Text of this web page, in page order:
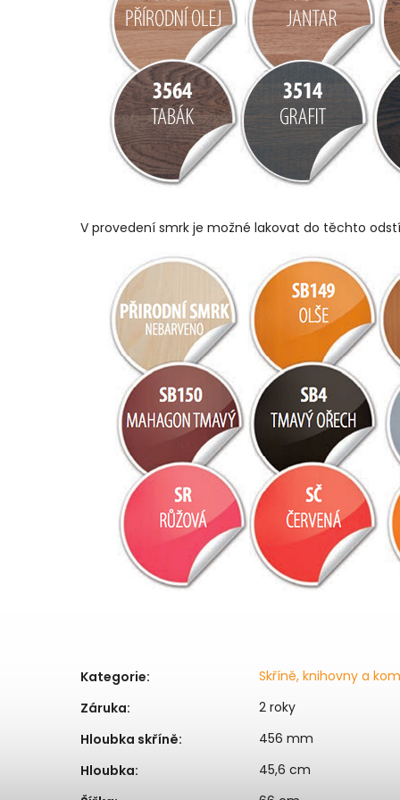
V provedení smrk je možné lakovat do těchto
Kategorie:
Skříně, knihovny a
Záruka:
2 roky
Hloubka skříně:
456 mm
Hloubka:
45,6 cm